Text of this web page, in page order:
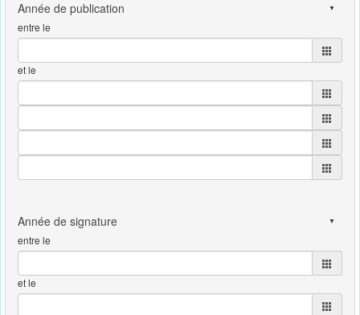
entre le
et le
entre le
et le